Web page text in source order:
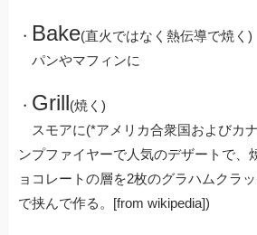
・ Bake(直火ではなく熱伝導で焼く)
パンやマフィンに
・ Grill(焼く)
スモアに(*アメリカ合衆国およびカ
ンプファイヤーで人気のデザートで、
ョコレートの層を2枚のグラハムクラ
で挟んで作る。[from wikipedia])